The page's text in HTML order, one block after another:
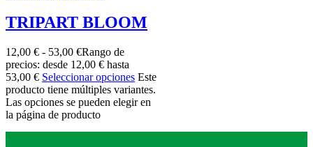
TRIPART BLOOM
12,00 € - 53,00 €Rango de
precios: desde 12,00 € hasta
53,00 € Seleccionar opciones Este
producto tiene múltiples variantes.
Las opciones se pueden elegir en
la página de producto